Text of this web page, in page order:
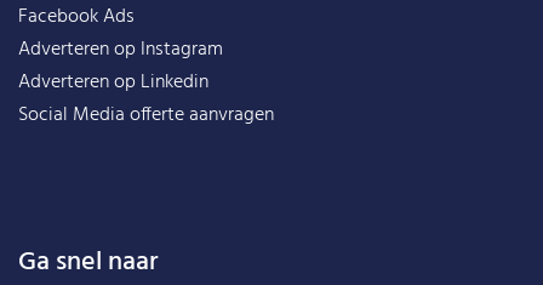
Facebook Ads
Adverteren op Instagram
Adverteren op Linkedin
Social Media offerte aanvragen
Ga snel naar